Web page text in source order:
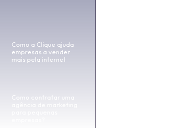
Como a Clique ajuda
empresas a vender
mais pela internet
Como contratar uma